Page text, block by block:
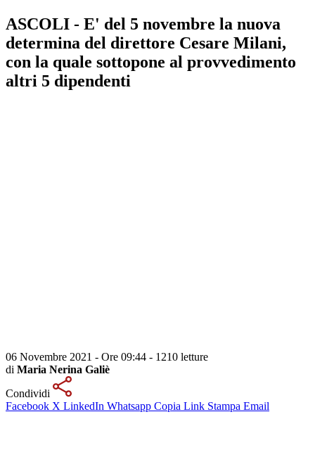
ASCOLI - E' del 5 novembre la nuova
determina del direttore Cesare Milani,
con la quale sottopone al provvedimento
altri 5 dipendenti
06 Novembre 2021 - Ore 09:44 - 1210 letture
di Maria Nerina Galiè
Condividi
Facebook X LinkedIn Whatsapp Copia Link Stampa Email